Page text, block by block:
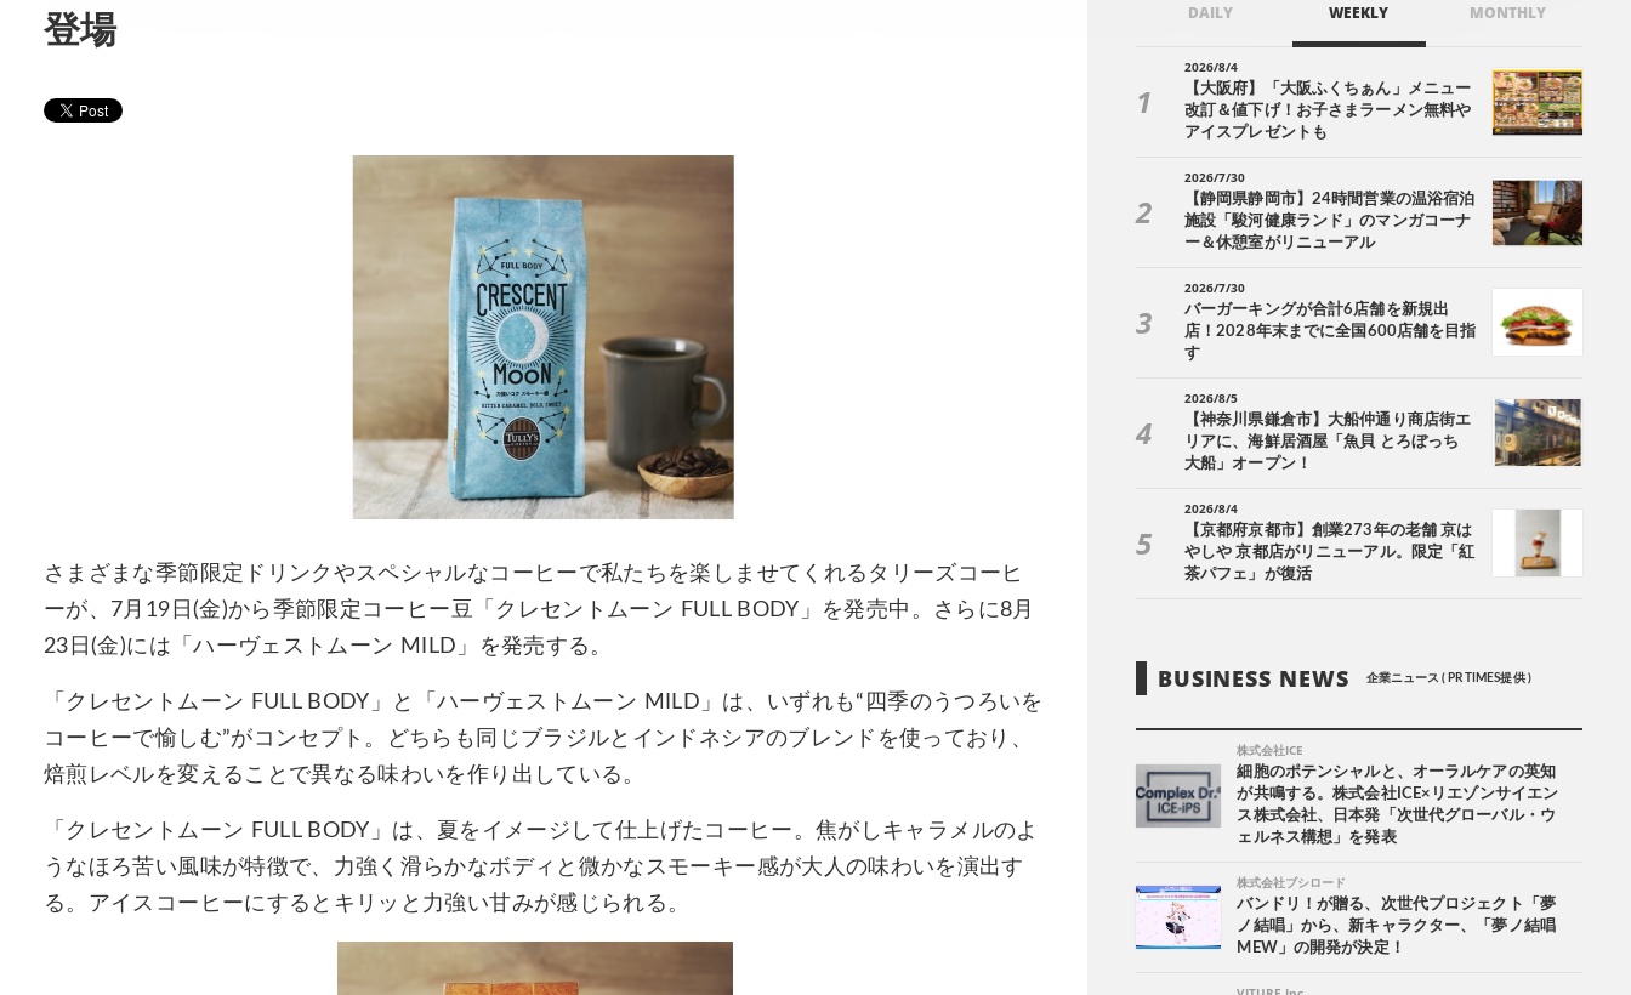
登場
さまざまな季節限定ドリンクやスペシャルなコーヒーで私たちを楽しませてくれるタリーズコーヒ
ーが、7月19日(金)から季節限定コーヒー豆「クレセントムーン FULL BODY」を発売中。さらに8月
23日(金)には「ハーヴェストムーン MILD」を発売する。
「クレセントムーン FULL BODY」と「ハーヴェストムーン MILD」は、いずれも“四季のうつろいを
コーヒーで愉しむ”がコンセプト。どちらも同じブラジルとインドネシアのブレンドを使っており、
焙煎レベルを変えることで異なる味わいを作り出している。
「クレセントムーン FULL BODY」は、夏をイメージして仕上げたコーヒー。焦がしキャラメルのよ
うなほろ苦い風味が特徴で、力強く滑らかなボディと微かなスモーキー感が大人の味わいを演出す
る。アイスコーヒーにするとキリッと力強い甘みが感じられる。
DAILY WEEKLY MONTHLY
2026/8/4
【大阪府】「大阪ふくちぁん」メニュー
改訂＆値下げ！お子さまラーメン無料や
アイスプレゼントも
2026/7/30
【静岡県静岡市】24時間営業の温浴宿泊
施設「駿河健康ランド」のマンガコーナ
ー＆休憩室がリニューアル
2026/7/30
バーガーキングが合計6店舗を新規出
店！2028年末までに全国600店舗を目指
す
2026/8/5
【神奈川県鎌倉市】大船仲通り商店街エ
リアに、海鮮居酒屋「魚貝 とろぼっち
大船」オープン！
2026/8/4
【京都府京都市】創業273年の老舗 京は
やしや 京都店がリニューアル。限定「紅
茶パフェ」が復活
BUSINESS NEWS 企業ニュース ( PR TIMES提供 )
株式会社ICE
細胞のポテンシャルと、オーラルケアの英知
が共鳴する。株式会社ICE×リエゾンサイエン
ス株式会社、日本発「次世代グローバル・ウ
ェルネス構想」を発表
株式会社ブシロード
バンドリ！が贈る、次世代プロジェクト「夢
ノ結唱」から、新キャラクター、「夢ノ結唱
MEW」の開発が決定！